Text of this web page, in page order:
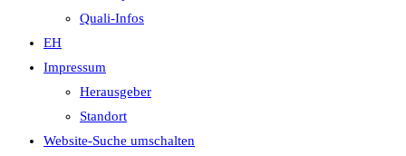
Quali-Infos
EH
Impressum
Herausgeber
Standort
Website-Suche umschalten